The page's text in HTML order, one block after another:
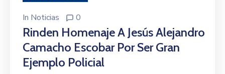
In Noticias 0
Rinden Homenaje A Jesús Alejandro
Camacho Escobar Por Ser Gran
Ejemplo Policial